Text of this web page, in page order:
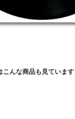
こんな商品も見ています